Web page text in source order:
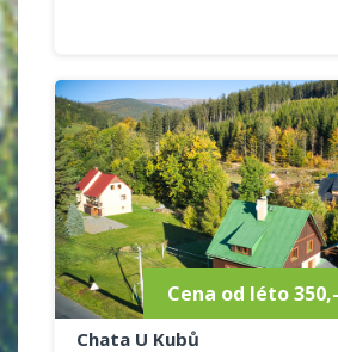
Cena od léto
Chata U Kubů